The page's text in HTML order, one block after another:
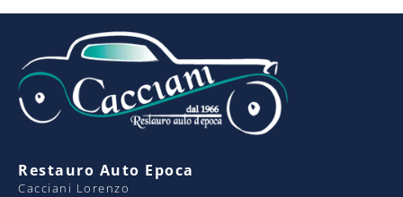
Restauro Auto Epoca
Cacciani Lorenzo